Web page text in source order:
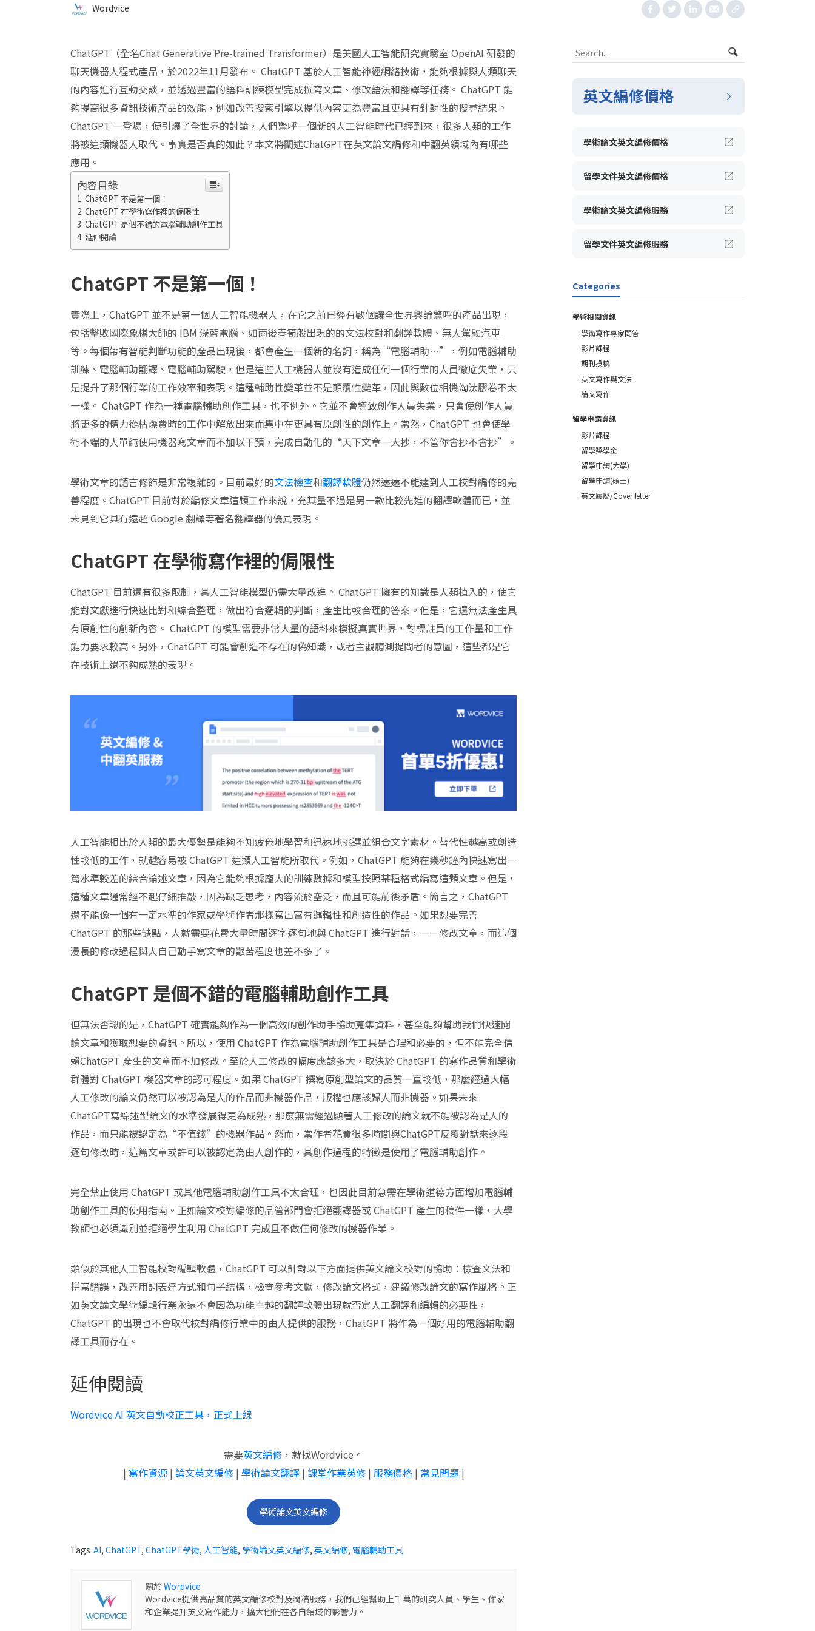
Wordvice
ChatGPT（全名Chat Generative Pre-trained Transformer）是美國人工智能研究實驗室 OpenAI 研發的
聊天機器人程式產品，於2022年11月發布。 ChatGPT 基於人工智能神經網絡技術，能夠根據與人類聊天
的內容進行互動交談，並透過豐富的語料訓練模型完成撰寫文章、修改語法和翻譯等任務。 ChatGPT 能
夠提高很多資訊技術產品的效能，例如改善搜索引擎以提供內容更為豐富且更具有針對性的搜尋結果。
ChatGPT 一登場，便引爆了全世界的討論，人們驚呼一個新的人工智能時代已經到來，很多人類的工作
將被這類機器人取代。事實是否真的如此？本文將闡述ChatGPT在英文論文編修和中翻英領域內有哪些
應用。
內容目錄
ChatGPT 不是第一個！
ChatGPT 在學術寫作裡的侷限性
ChatGPT 是個不錯的電腦輔助創作工具
延伸閱讀
ChatGPT 不是第一個！
實際上，ChatGPT 並不是第一個人工智能機器人，在它之前已經有數個讓全世界輿論驚呼的產品出現，
包括擊敗國際象棋大師的 IBM 深藍電腦、如雨後春筍般出現的的文法校對和翻譯軟體、無人駕駛汽車
等。每個帶有智能判斷功能的產品出現後，都會產生一個新的名詞，稱為“電腦輔助…”，例如電腦輔助
訓練、電腦輔助翻譯、電腦輔助駕駛，但是這些人工機器人並沒有造成任何一個行業的人員徹底失業，只
是提升了那個行業的工作效率和表現。這種輔助性變革並不是顛覆性變革，因此與數位相機淘汰膠卷不太
一樣。 ChatGPT 作為一種電腦輔助創作工具，也不例外。它並不會導致創作人員失業，只會使創作人員
將更多的精力從枯燥費時的工作中解放出來而集中在更具有原創性的創作上。當然，ChatGPT 也會使學
術不端的人單純使用機器寫文章而不加以干預，完成自動化的“天下文章一大抄，不管你會抄不會抄”。
學術文章的語言修飾是非常複雜的。目前最好的文法檢查和翻譯軟體仍然遠遠不能達到人工校對編修的完
善程度。ChatGPT 目前對於編修文章這類工作來說，充其量不過是另一款比較先進的翻譯軟體而已，並
未見到它具有遠超 Google 翻譯等著名翻譯器的優異表現。
ChatGPT 在學術寫作裡的侷限性
ChatGPT 目前還有很多限制，其人工智能模型仍需大量改進。 ChatGPT 擁有的知識是人類植入的，使它
能對文獻進行快速比對和綜合整理，做出符合邏輯的判斷，產生比較合理的答案。但是，它還無法產生具
有原創性的創新內容。 ChatGPT 的模型需要非常大量的語料來模擬真實世界，對標註員的工作量和工作
能力要求較高。另外，ChatGPT 可能會創造不存在的偽知識，或者主觀臆測提問者的意圖，這些都是它
在技術上還不夠成熟的表現。
人工智能相比於人類的最大優勢是能夠不知疲倦地學習和迅速地挑選並組合文字素材。替代性越高或創造
性較低的工作，就越容易被 ChatGPT 這類人工智能所取代。例如，ChatGPT 能夠在幾秒鐘內快速寫出一
篇水準較差的綜合論述文章，因為它能夠根據龐大的訓練數據和模型按照某種格式編寫這類文章。但是，
這種文章通常經不起仔細推敲，因為缺乏思考，內容流於空泛，而且可能前後矛盾。簡言之，ChatGPT
還不能像一個有一定水準的作家或學術作者那樣寫出富有邏輯性和創造性的作品。如果想要完善
ChatGPT 的那些缺點，人就需要花費大量時間逐字逐句地與 ChatGPT 進行對話，一一修改文章，而這個
漫長的修改過程與人自己動手寫文章的艱苦程度也差不多了。
ChatGPT 是個不錯的電腦輔助創作工具
但無法否認的是，ChatGPT 確實能夠作為一個高效的創作助手協助蒐集資料，甚至能夠幫助我們快速閱
讀文章和獲取想要的資訊。所以，使用 ChatGPT 作為電腦輔助創作工具是合理和必要的，但不能完全信
賴ChatGPT 產生的文章而不加修改。至於人工修改的幅度應該多大，取決於 ChatGPT 的寫作品質和學術
群體對 ChatGPT 機器文章的認可程度。如果 ChatGPT 撰寫原創型論文的品質一直較低，那麼經過大幅
人工修改的論文仍然可以被認為是人的作品而非機器作品，版權也應該歸人而非機器。如果未來
ChatGPT寫綜述型論文的水準發展得更為成熟，那麼無需經過顯著人工修改的論文就不能被認為是人的
作品，而只能被認定為“不值錢”的機器作品。然而，當作者花費很多時間與ChatGPT反覆對話來逐段
逐句修改時，這篇文章或許可以被認定為由人創作的，其創作過程的特徵是使用了電腦輔助創作。
完全禁止使用 ChatGPT 或其他電腦輔助創作工具不太合理，也因此目前急需在學術道德方面增加電腦輔
助創作工具的使用指南。正如論文校對編修的品管部門會拒絕翻譯器或 ChatGPT 產生的稿件一樣，大學
教師也必須識別並拒絕學生利用 ChatGPT 完成且不做任何修改的機器作業。
類似於其他人工智能校對編輯軟體，ChatGPT 可以針對以下方面提供英文論文校對的協助：檢查文法和
拼寫錯誤，改善用詞表達方式和句子結構，檢查參考文獻，修改論文格式，建議修改論文的寫作風格。正
如英文論文學術編輯行業永遠不會因為功能卓越的翻譯軟體出現就否定人工翻譯和編輯的必要性，
ChatGPT 的出現也不會取代校對編修行業中的由人提供的服務，ChatGPT 將作為一個好用的電腦輔助翻
譯工具而存在。
延伸閱讀
Wordvice AI 英文自動校正工具，正式上線
需要英文編修 ，就找Wordvice。
| 寫作資源| 論文英文編修| 學術論文翻譯| 課堂作業英修| 服務價格| 常見問題|
學術論文英文編修
Tags AI, ChatGPT, ChatGPT學術, 人工智能, 學術論文英文編修, 英文編修, 電腦輔助工具
關於Wordvice
Wordvice提供高品質的英文編修校對及潤稿服務，我們已經幫助上千萬的研究人員、學生、作家
和企業提升英文寫作能力，擴大他們在各自領域的影響力。
英文編修價格
學術論文英文編修價格
留學文件英文編修價格
學術論文英文編修服務
留學文件英文編修服務
Categories
學術相關資訊
學術寫作專家問答
影片課程
期刊投稿
英文寫作與文法
論文寫作
留學申請資訊
影片課程
留學獎學金
留學申請(大學)
留學申請(碩士)
英文履歷/Cover letter